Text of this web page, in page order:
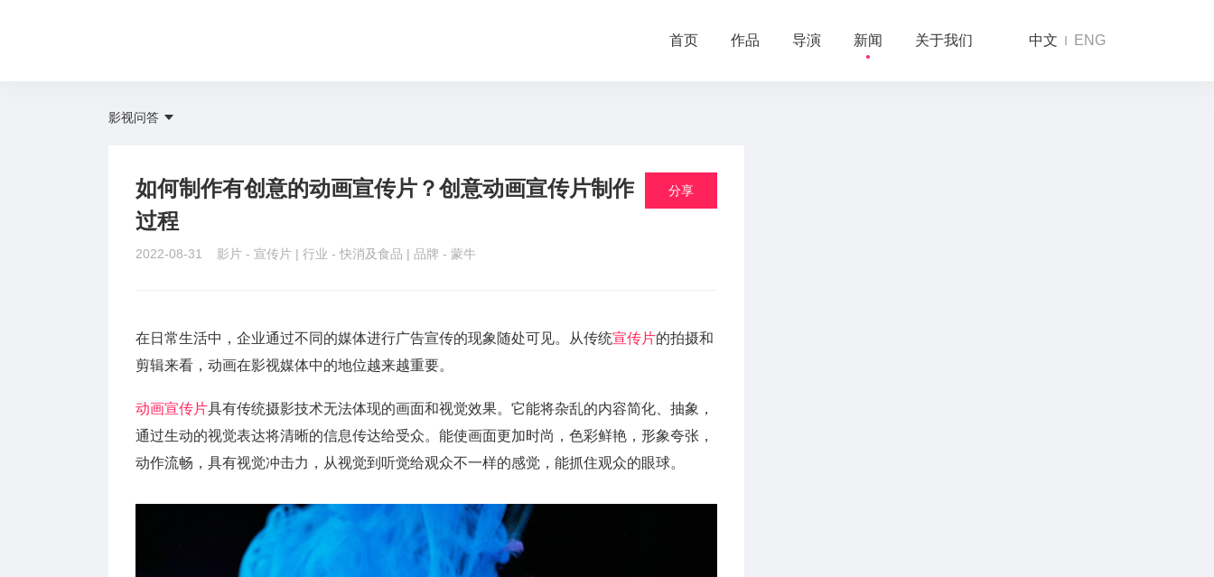
首页 作品 导演 新闻 关于我们 中文 ENG
影视问答
如何制作有创意的动画宣传片？创意动画宣传片制作
过程
2022-08-31 影片 - 宣传片 | 行业 - 快消及食品 | 品牌 - 蒙牛
分享
在日常生活中，企业通过不同的媒体进行广告宣传的现象随处可见。从传统宣传片的拍摄和
剪辑来看，动画在影视媒体中的地位越来越重要。
动画宣传片具有传统摄影技术无法体现的画面和视觉效果。它能将杂乱的内容简化、抽象，
通过生动的视觉表达将清晰的信息传达给受众。能使画面更加时尚，色彩鲜艳，形象夸张，
动作流畅，具有视觉冲击力，从视觉到听觉给观众不一样的感觉，能抓住观众的眼球。